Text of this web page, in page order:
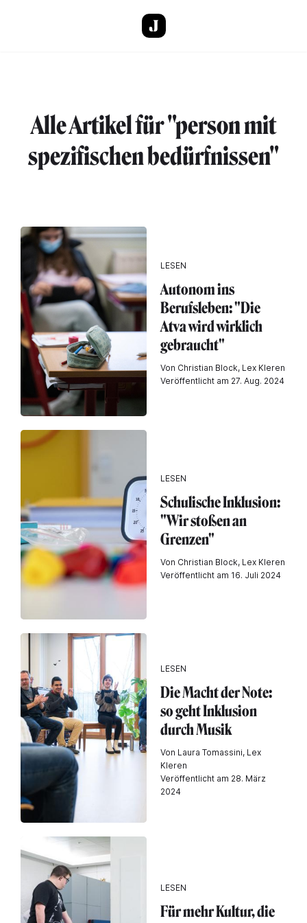
Alle Artikel für "person mit
spezifischen bedürfnissen"
LESEN
Autonom ins
Berufsleben: "Die
Atva wird wirklich
gebraucht"
Von Christian Block, Lex Kleren
Veröffentlicht am 27. Aug. 2024
LESEN
Schulische Inklusion:
"Wir stoßen an
Grenzen"
Von Christian Block, Lex Kleren
Veröffentlicht am 16. Juli 2024
LESEN
Die Macht der Note:
so geht Inklusion
durch Musik
Von Laura Tomassini, Lex
Kleren
Veröffentlicht am 28. März
2024
LESEN
Für mehr Kultur, die